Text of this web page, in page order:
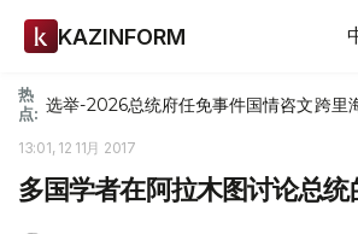
KAZINFORM
热
点: 选举-2026总统府任免事件国情咨文跨里
13:01, 12 11月 2017
多国学者在阿拉木图讨论总统